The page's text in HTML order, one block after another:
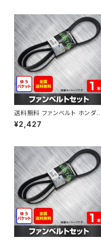
送料無料 ファンベルト ホンダ
ゼスト 型式JE1 H18.03～H24.
11 （国内トップメーカー） 1本 H
¥2,427